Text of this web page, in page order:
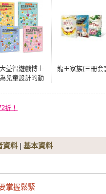
益智遊戲博士
兒童設計的動
邏輯思考的大
龍王家族(三冊套
折！
資料 | 基本資料
掌握鬆緊